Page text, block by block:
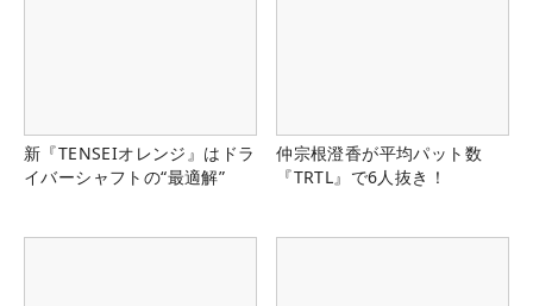
新『TENSEIオレンジ』はドラ
イバーシャフトの“最適解”
仲宗根澄香が平均パット数
『TRTL』で6人抜き！